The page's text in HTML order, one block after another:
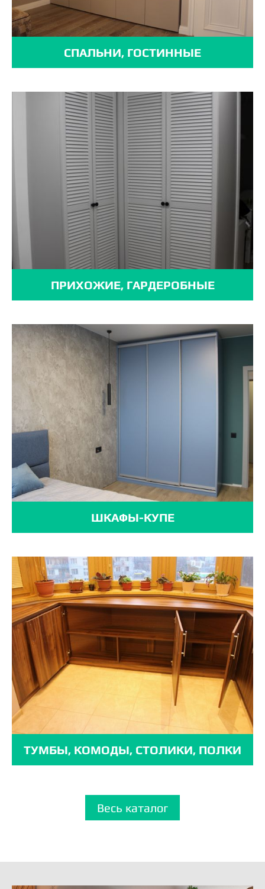
СПАЛЬНИ, ГОСТИННЫЕ
ПРИХОЖИЕ, ГАРДЕРОБНЫЕ
ШКАФЫ-КУПЕ
ТУМБЫ, КОМОДЫ, СТОЛИКИ, ПОЛКИ
Весь каталог